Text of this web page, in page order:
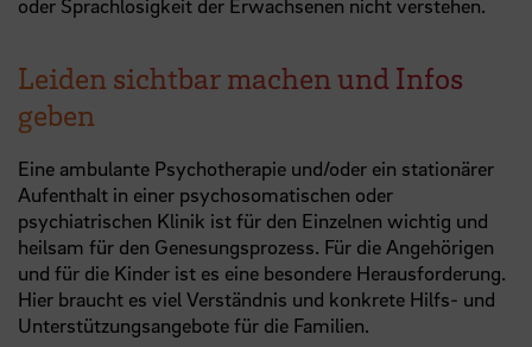
oder Sprachlosigkeit der Erwachsenen nicht verstehen.
Leiden sichtbar machen und Infos
geben
Eine ambulante Psychotherapie und/oder ein stationärer
Aufenthalt in einer psychosomatischen oder
psychiatrischen Klinik ist für den Einzelnen wichtig und
heilsam für den Genesungsprozess. Für die Angehörigen
und für die Kinder ist es eine besondere Herausforderung.
Hier braucht es viel Verständnis und konkrete Hilfs- und
Unterstützungsangebote für die Familien.